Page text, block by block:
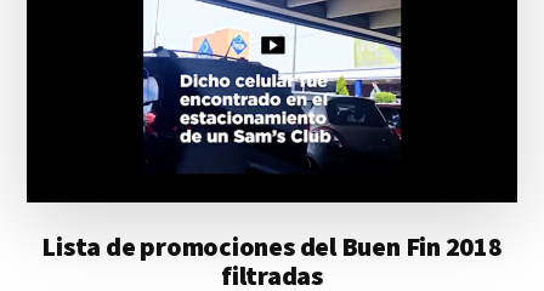
Lista de promociones del Buen Fin 2018
filtradas